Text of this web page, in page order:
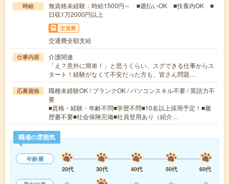
時給
無資格未経験：時給1500円～ ■週払いOK ■扶養内OK ■
日収1万2000円以上
交通費
交通費全額支給
仕事内容
介護関連
「え？意外に簡単！」と思うくらい、スグできる仕事からス
タート！経験がなくて不安だった方も、皆さん問題…
応募資格
職種未経験OK / ブランクOK / パソコンスキル不要 / 英語力不
要
■資格・経験・年齢不問■学歴不問■10名以上採用予定！■履
歴書不要■社会保険完備■社員登用あり（紹介…
職場の雰囲気
年齢層
20代
30代 40代 50代
60代